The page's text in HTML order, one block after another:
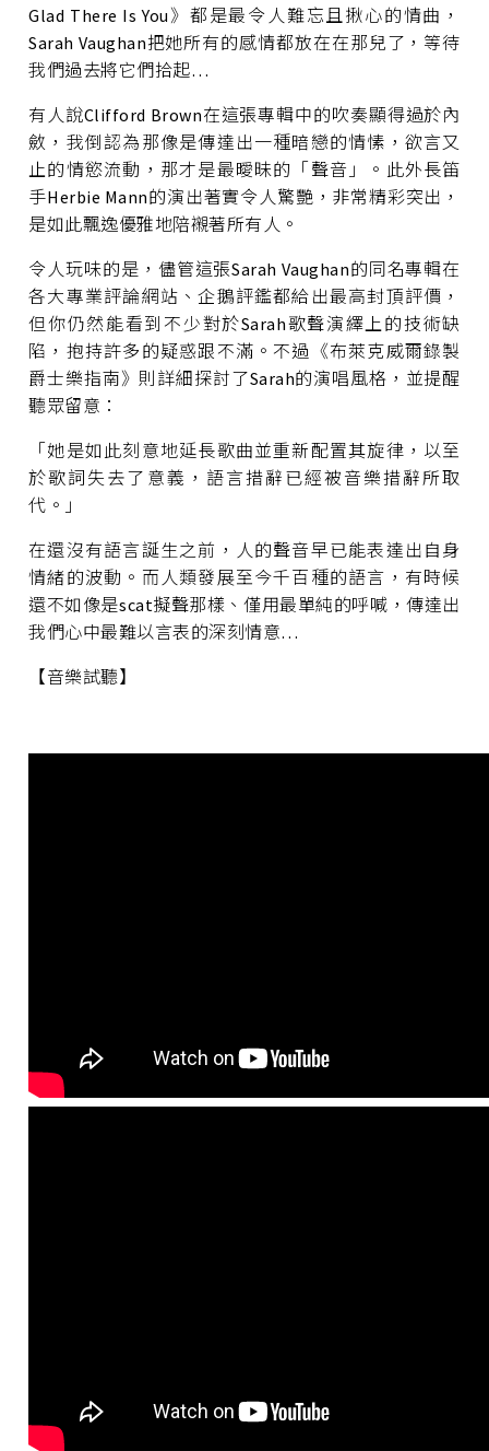
Glad There Is You》都是最令人難忘且揪心的情曲，
Sarah Vaughan把她所有的感情都放在在那兒了，等待
我們過去將它們拾起…
有人說Clifford Brown在這張專輯中的吹奏顯得過於內
斂，我倒認為那像是傳達出一種暗戀的情愫，欲言又
止的情慾流動，那才是最曖昧的「聲音」。此外長笛
手Herbie Mann的演出著實令人驚艷，非常精彩突出，
是如此飄逸優雅地陪襯著所有人。
令人玩味的是，儘管這張Sarah Vaughan的同名專輯在
各大專業評論網站、企鵝評鑑都給出最高封頂評價，
但你仍然能看到不少對於Sarah歌聲演繹上的技術缺
陷，抱持許多的疑惑跟不滿。不過《布萊克威爾錄製
爵士樂指南》則詳細探討了Sarah的演唱風格，並提醒
聽眾留意：
「她是如此刻意地延長歌曲並重新配置其旋律，以至
於歌詞失去了意義，語言措辭已經被音樂措辭所取
代。」
在還沒有語言誕生之前，人的聲音早已能表達出自身
情緒的波動。而人類發展至今千百種的語言，有時候
還不如像是scat擬聲那樣、僅用最單純的呼喊，傳達出
我們心中最難以言表的深刻情意…
【音樂試聽】